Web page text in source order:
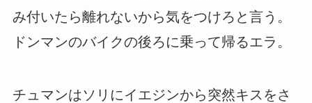
み付いたら離れないから気をつけろと言う。
ドンマンのバイクの後ろに乗って帰るエラ。
チュマンはソリにイエジンから突然キスをさ